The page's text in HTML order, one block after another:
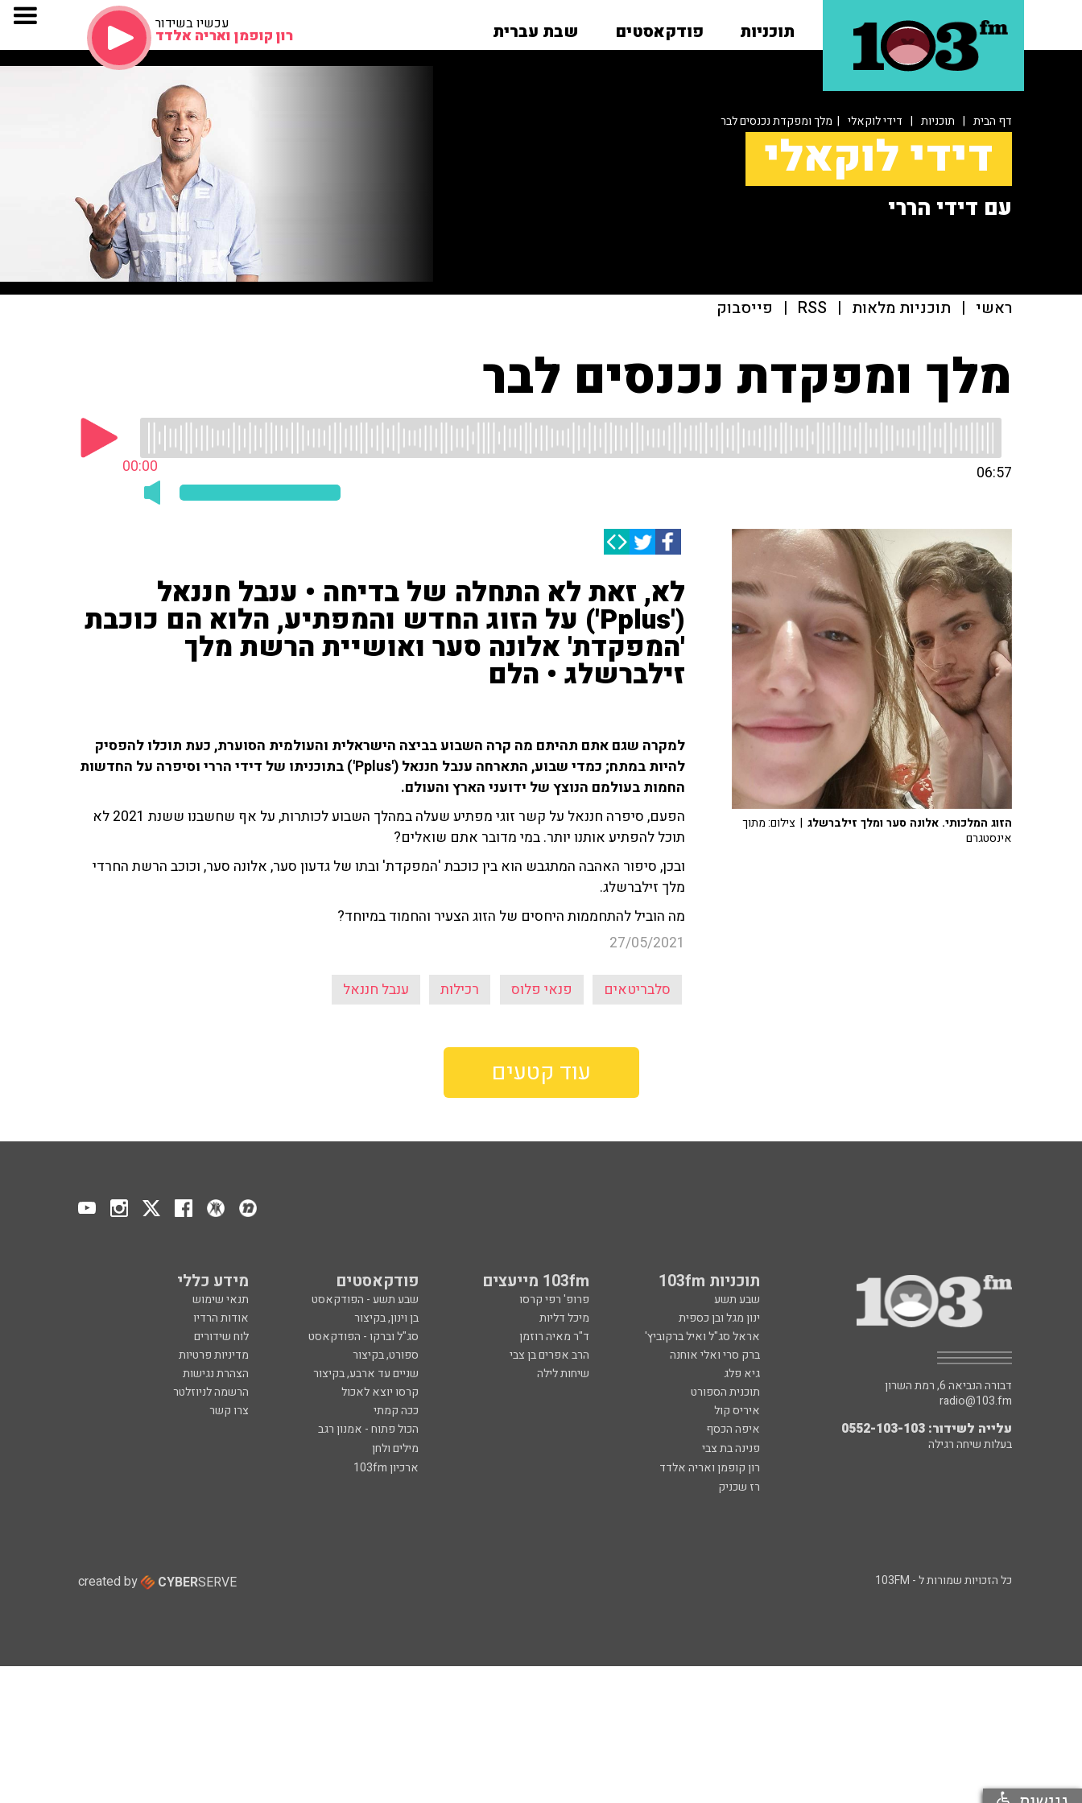
תוכניות פודקאסטים שבת עברית עכשיו בשידור
רון קופמן ואריה אלדד
דף הבית | תוכניות | דידי לוקאלי | מלך ומפקדת נכנסים לבר
דידי לוקאלי
עם דידי הררי
ראשי | תוכניות מלאות |
RSS
| פייסבוק
מלך ומפקדת נכנסים לבר
00:00 06:57
לא, זאת לא התחלה של בדיחה • ענבל חננאל
('Pplus') על הזוג החדש והמפתיע, הלוא הם כוכבת
'המפקדת' אלונה סער ואושיית הרשת מלך
זילברשלג • הלם
למקרה שגם אתם תהיתם מה קרה השבוע בביצה הישראלית והעולמית הסוערת, כעת תוכלו להפסיק
להיות במתח; כמדי שבוע, התארחה ענבל חננאל ('Pplus') בתוכניתו של דידי הררי וסיפרה על החדשות
החמות בעולמם הנוצץ של ידועני הארץ והעולם.
הפעם, סיפרה חננאל על קשר זוגי מפתיע שעלה במהלך השבוע לכותרות, על אף שחשבנו ששנת 2021 לא
תוכל להפתיע אותנו יותר. במי מדובר אתם שואלים?
ובכן, סיפור האהבה המתגבש הוא בין כוכבת 'המפקדת' ובתו של גדעון סער, אלונה סער, וכוכב הרשת החרדי
מלך זילברשלג.
מה הוביל להתחממות היחסים של הזוג הצעיר והחמוד במיוחד?
27/05/2021
סלבריטאים פנאי פלוס רכילות ענבל חננאל
הזוג המלכותי. אלונה סער ומלך זילברשלג | צילום: מתוך
אינסטגרם
עוד קטעים
תוכניות 103fm 103fm מייעצים פודקאסטים מידע כללי
שבע תשע פרופ' רפי קרסו שבע תשע - הפודקאסט
תנאי שימוש
ינון מגל ובן כספית
מיכל דליות בן וינון, בקיצור
אודות הרדיו
אראל סג"ל ואיל ברקוביץ'
ד"ר מאיה רוזמן סג"ל וברקו - הפודקאסט
לוח שידורים
ברק סרי ואלי אוחנה
הרב אפרים בן צבי ספורט, בקיצור
מדיניות פרטיות
גיא פלג
שיחות לילה שניים עד ארבע, בקיצור
הצהרת נגישות
תוכנית הספורט
קרסו יוצא לאכול
הרשמה לניוזלטר
איריס קול
ככה קמתי
צרו קשר
איפה הכסף
הכול פתוח - אמנון רגב
פנינה בת צבי
מילים ולחן
רון קופמן ואריה אלדד
ארכיון 103fm
רז שכניק
דבורה הנביאה 6, רמת השרון
radio@103.fm
עלייה לשידור: 0552-103-103
בעלות שיחה רגילה
כל הזכויות שמורות ל - 103FM created by CYBERSERVE